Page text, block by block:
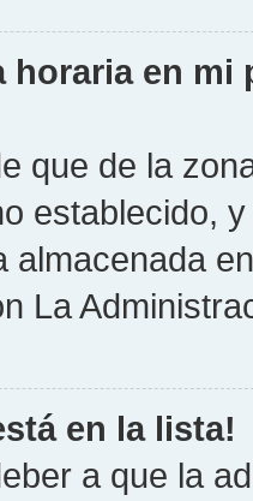
horaria en
que de la
establecido,
almacenada
La
en la lista!
a que la